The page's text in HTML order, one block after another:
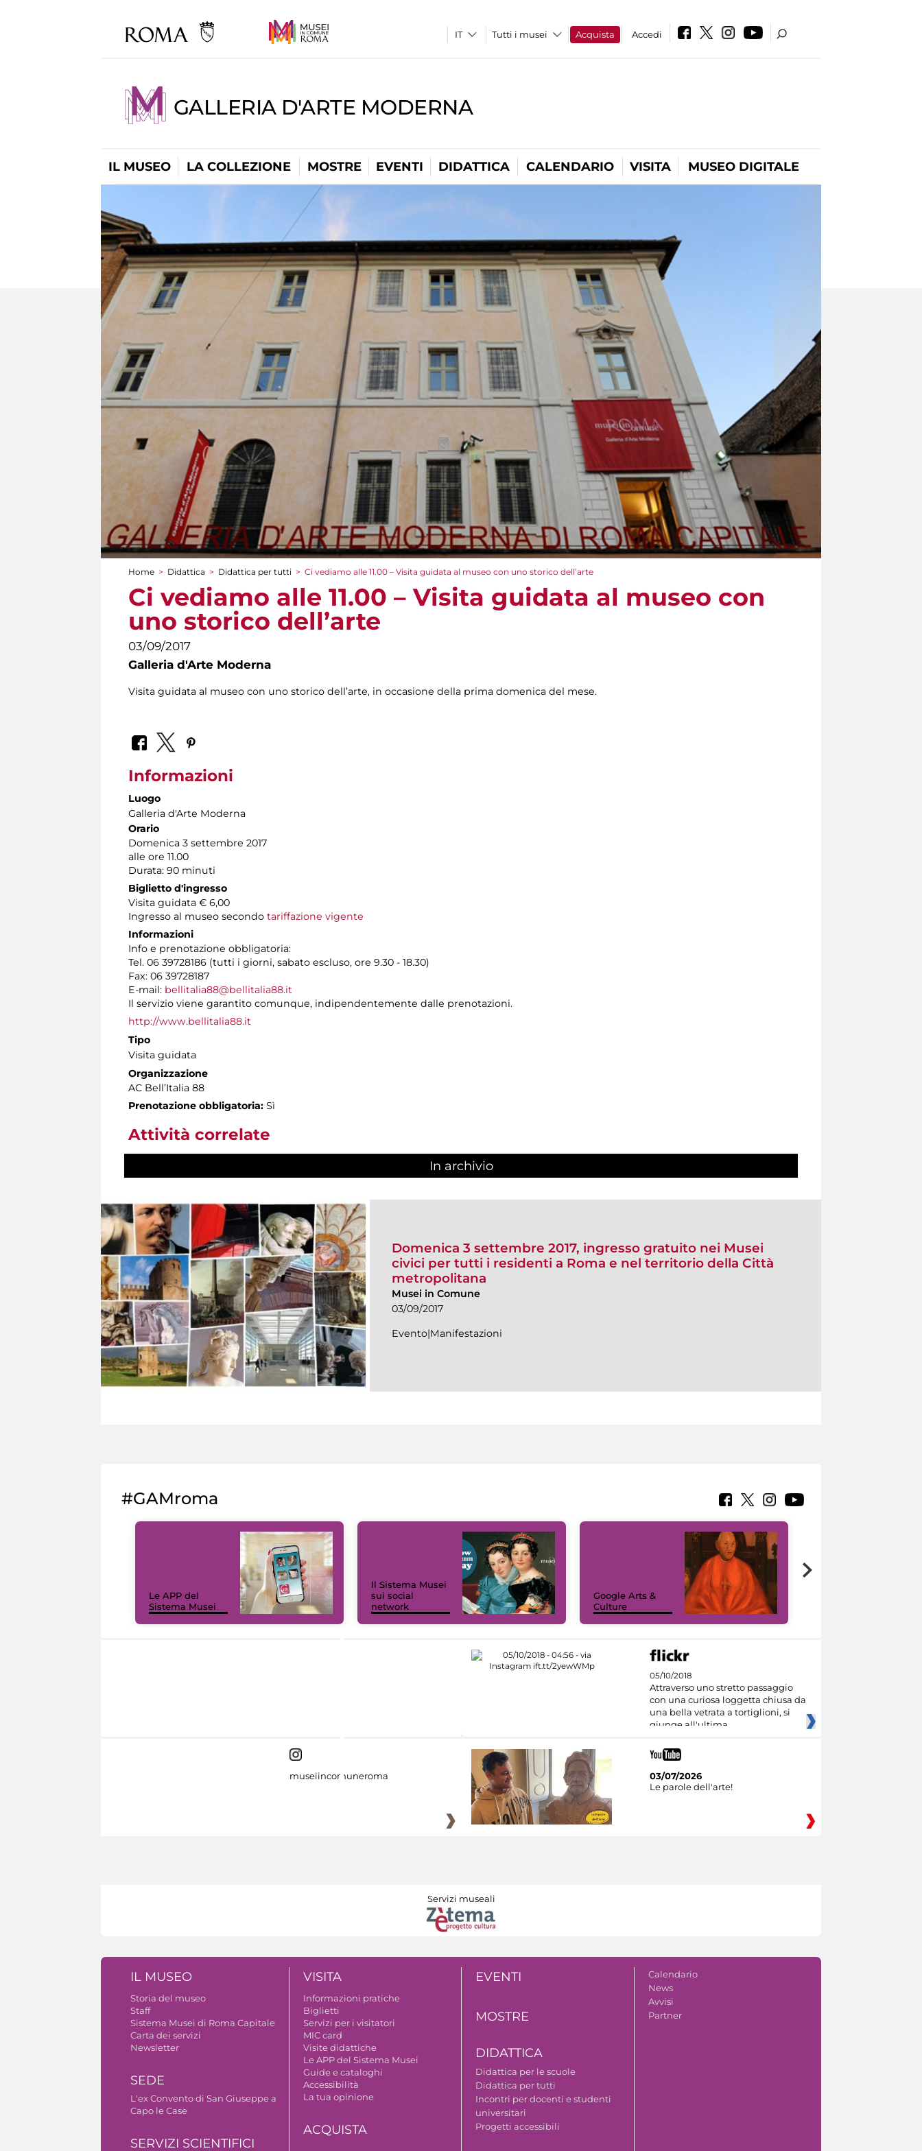
Tutti i musei Acquista Accedi
GALLERIA D'ARTE MODERNA
IL MUSEO LA COLLEZIONE MOSTRE EVENTI DIDATTICA CALENDARIO VISITA MUSEO DIGITALE
Tu sei qui
Home > Didattica > Didattica per tutti > Ci vediamo alle 11.00 – Visita guidata al museo con uno storico dell’arte
Ci vediamo alle 11.00 – Visita guidata al museo con
uno storico dell’arte
03/09/2017
Galleria d'Arte Moderna
Visita guidata al museo con uno storico dell’arte, in occasione della prima domenica del mese.
Informazioni
Luogo
Galleria d'Arte Moderna
Orario
Domenica 3 settembre 2017
alle ore 11.00
Durata: 90 minuti
Biglietto d'ingresso
Visita guidata € 6,00
Ingresso al museo secondo tariffazione vigente
Informazioni
Info e prenotazione obbligatoria:
Tel. 06 39728186 (tutti i giorni, sabato escluso, ore 9.30 - 18.30)
Fax: 06 39728187
E-mail: bellitalia88@bellitalia88.it
Il servizio viene garantito comunque, indipendentemente dalle prenotazioni.
http://www.bellitalia88.it
Tipo
Visita guidata
Organizzazione
AC Bell’Italia 88
Prenotazione obbligatoria: Sì
Attività correlate
In archivio
Domenica 3 settembre 2017, ingresso gratuito nei Musei
civici per tutti i residenti a Roma e nel territorio della Città
metropolitana
Musei in Comune
03/09/2017
Evento|Manifestazioni
#GAMroma
Le APP del
Sistema Musei
Il Sistema Musei
sui social
network
Google Arts &
Culture
05/10/2018
Attraverso uno stretto passaggio
con una curiosa loggetta chiusa da
una bella vetrata a tortiglioni, si
giunge all'ultima
museiincomuneroma
03/07/2026
Le parole dell'arte!
Servizi museali
IL MUSEO
Storia del museo
Staff
Sistema Musei di Roma Capitale
Carta dei servizi
Newsletter
SEDE
L'ex Convento di San Giuseppe a
Capo le Case
SERVIZI SCIENTIFICI
VISITA
Informazioni pratiche
Biglietti
Servizi per i visitatori
MIC card
Visite didattiche
Le APP del Sistema Musei
Guide e cataloghi
Accessibilità
La tua opinione
ACQUISTA
EVENTI
MOSTRE
DIDATTICA
Didattica per le scuole
Didattica per tutti
Incontri per docenti e studenti
universitari
Progetti accessibili
Calendario
News
Avvisi
Partner